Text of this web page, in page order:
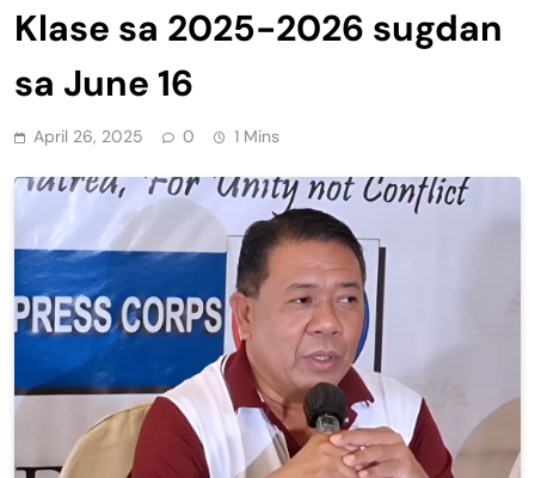
Klase sa 2025-2026 sugdan
sa June 16
April 26, 2025 0 1 Mins